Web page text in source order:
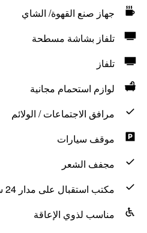
جهاز صنع القهوة/ الشاي
تلفاز بشاشة مسطحة
تلفاز
لوازم استحمام مجانية
مرافق الاجتماعات / الولائم
موقف سيارات
مجفف الشعر
مكتب استقبال على مدار 24 ساعة
مناسب لذوي الإعاقة